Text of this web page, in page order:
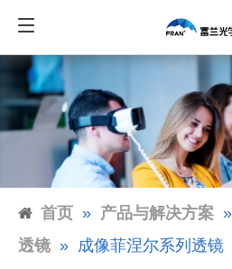
首页 » 产品与解决方案 »
透镜 » 成像菲涅尔系列透镜